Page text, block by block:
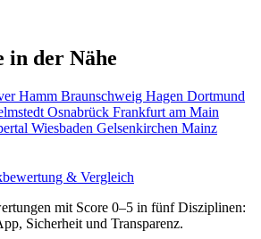
in der Nähe
Hamm Braunschweig Hagen Dortmund
Osnabrück Frankfurt am Main
Wiesbaden Gelsenkirchen Mainz
& Vergleich
mit Score 0–5 in fünf Disziplinen:
Sicherheit und Transparenz.